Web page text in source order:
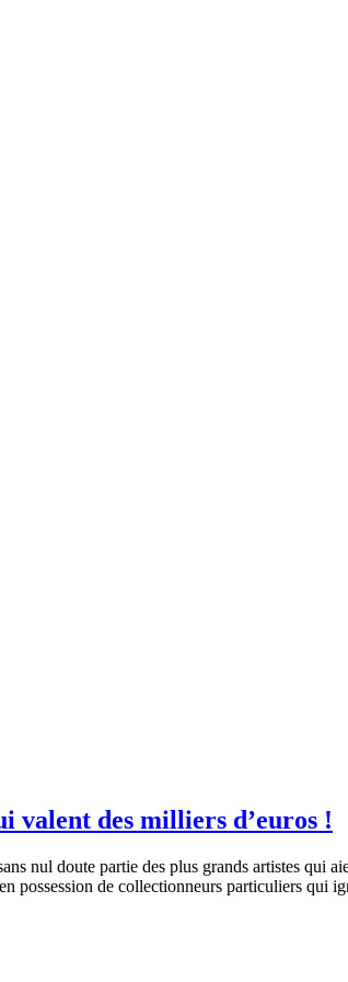
valent des milliers d’euros !
nul doute partie des plus grands artistes qui
possession de collectionneurs particuliers qui